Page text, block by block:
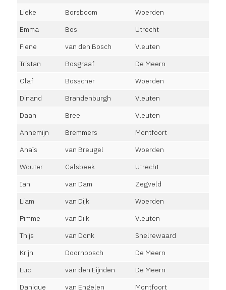
Lieke
Borsboom
Woerden
Emma
Bos
Utrecht
Fiene
van den Bosch
Vleuten
Tristan
Bosgraaf
De Meern
Olaf
Bosscher
Woerden
Dinand
Brandenburgh
Vleuten
Daan
Bree
Vleuten
Annemijn
Bremmers
Montfoort
Anaïs
van Breugel
Woerden
Wouter
Calsbeek
Utrecht
Ian
van Dam
Zegveld
Liam
van Dijk
Woerden
Pimme
van Dijk
Vleuten
Thijs
van Donk
Snelrewaard
Krijn
Doornbosch
De Meern
Luc
van den Eijnden
De Meern
Danique
van Engelen
Montfoort